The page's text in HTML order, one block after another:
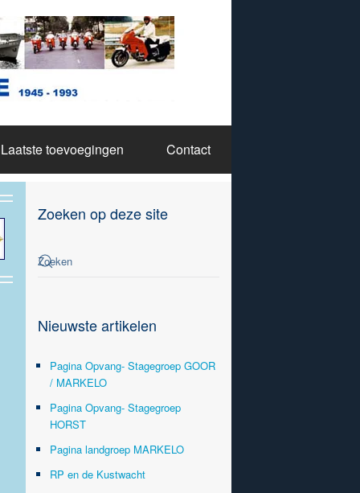
Laatste toevoegingen Contact
Zoeken op deze site
Nieuwste artikelen
Pagina Opvang- Stagegroep GOOR
/ MARKELO
Pagina Opvang- Stagegroep
HORST
Pagina landgroep MARKELO
RP en de Kustwacht